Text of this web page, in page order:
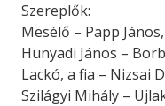
Szereplők:
Mesélő – Papp János,
Hunyadi János –
Lackó, a fia – Nizsai
Szilágyi Mihály –